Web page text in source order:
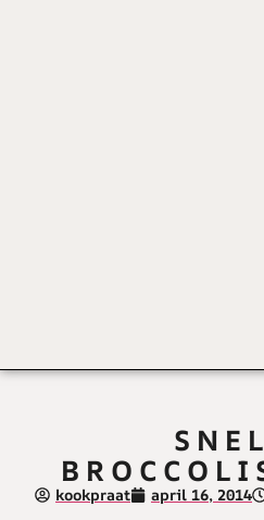
kookpraat april 16, 2014